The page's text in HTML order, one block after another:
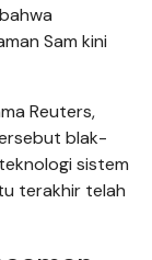
Sam kini
Reuters,
blak-
sistem
terakhir telah